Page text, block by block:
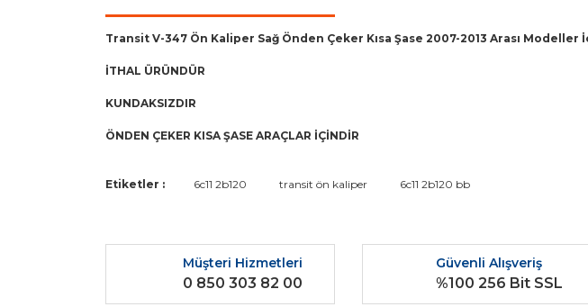
Transit V-347 Ön Kaliper Sağ Önden Çeker Kısa Şase 2007-2013 Arası Modeller
İTHAL ÜRÜNDÜR
KUNDAKSIZDIR
ÖNDEN ÇEKER KISA ŞASE ARAÇLAR İÇİNDİR
Bu ürünün fiyat bilgisi, resim, ürün açıklamalarında ve diğer konularda yetersiz
Ürün resmi kalitesiz, bozuk veya görüntülenemiyor.
Ürün açıklamasında eksik bilgiler bulunuyor.
Etiketler : 6c11 2b120 transit ön kaliper 6c11 2b120 bb
Müşteri Hizmetleri
0 850 303 82 00
Güvenli Alışveriş
%100 256 Bit SSL